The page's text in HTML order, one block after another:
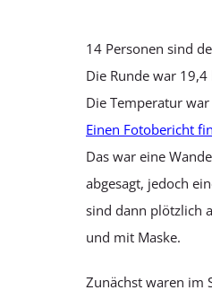
14 Personen sind
Die Runde war
Die Temperatur war
Einen Fotobericht
Das war eine
abgesagt, jedoch
sind dann plötzlich
und mit Maske.
Zunächst waren im